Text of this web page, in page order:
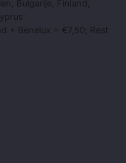
Bulgarije, Finland,
+ Benelux = €7,50; Rest